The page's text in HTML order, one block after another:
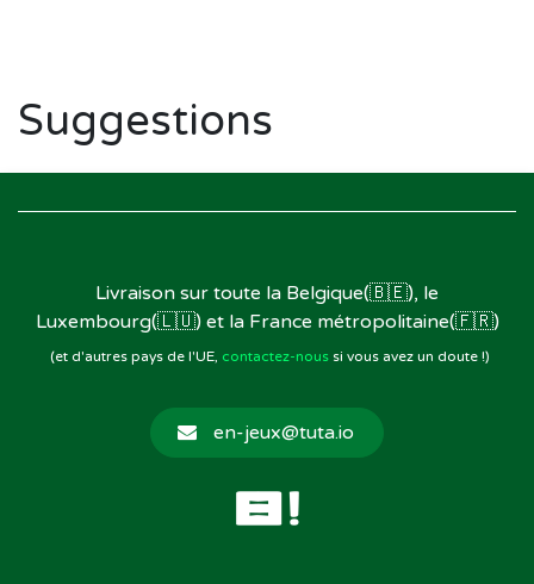
Suggestions
Livraison sur toute la Belgique(🇧🇪), le
Luxembourg(🇱🇺) et la France métropolitaine(🇫🇷)
(et d'autres pays de l'UE, contactez-noussi vous avez un doute !)
en-jeux@tuta.io